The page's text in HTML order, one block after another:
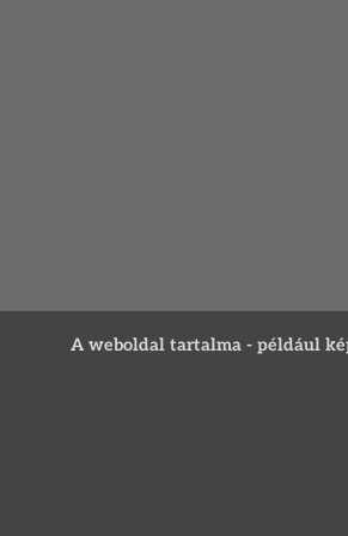
A weboldal tartalma - például